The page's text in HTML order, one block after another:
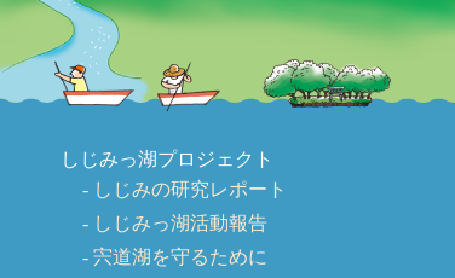
しじみっ湖プロジェクト
しじみの研究レポート
しじみっ湖活動報告
宍道湖を守るために